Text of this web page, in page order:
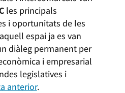
les principals
i oportunitats de les
espai ja es van
diàleg permanent per
i empresarial
legislatives i
anterior.